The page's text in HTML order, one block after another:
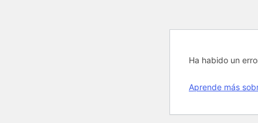
Ha habido un
Aprende más